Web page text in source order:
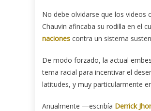
No debe olvidarse que los videos
Chauvin afincaba su rodilla en el
naciones contra un sistema
De modo forzado, la actual
tema racial para incentivar el
latitudes, y muy particularmente
Anualmente —escribía Derrick